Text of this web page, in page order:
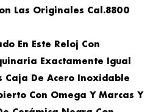
Las Originales Cal.8800
En Este Reloj Con
Exactamente Igual
Caja De Acero Inoxidable
Con Omega Y Marcas Y